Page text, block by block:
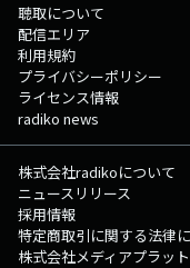
聴取について
配信エリア
利用規約
プライバシーポリシー
ライセンス情報
radiko news
株式会社radikoについて
ニュースリリース
採用情報
特定商取引に関する法律
株式会社メディアプラッ